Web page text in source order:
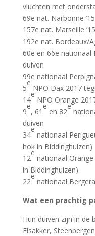
vluchten met
69e nat. Narbonne
157e nat. Marseille
192e nat. Bordeaux/
60e en 66e nationaal
duiven
99e nationaal
5
e
NPO Dax 2017
14
e
NPO Orange
9
e
, 61
e
en 82
e
duiven
34
e
nationaal
hok in Biddinghuizen)
12
e
nationaal
in Biddinghuizen)
22
e
nationaal
Wat een prachtig
Hun duiven zijn in de
Elsakker,